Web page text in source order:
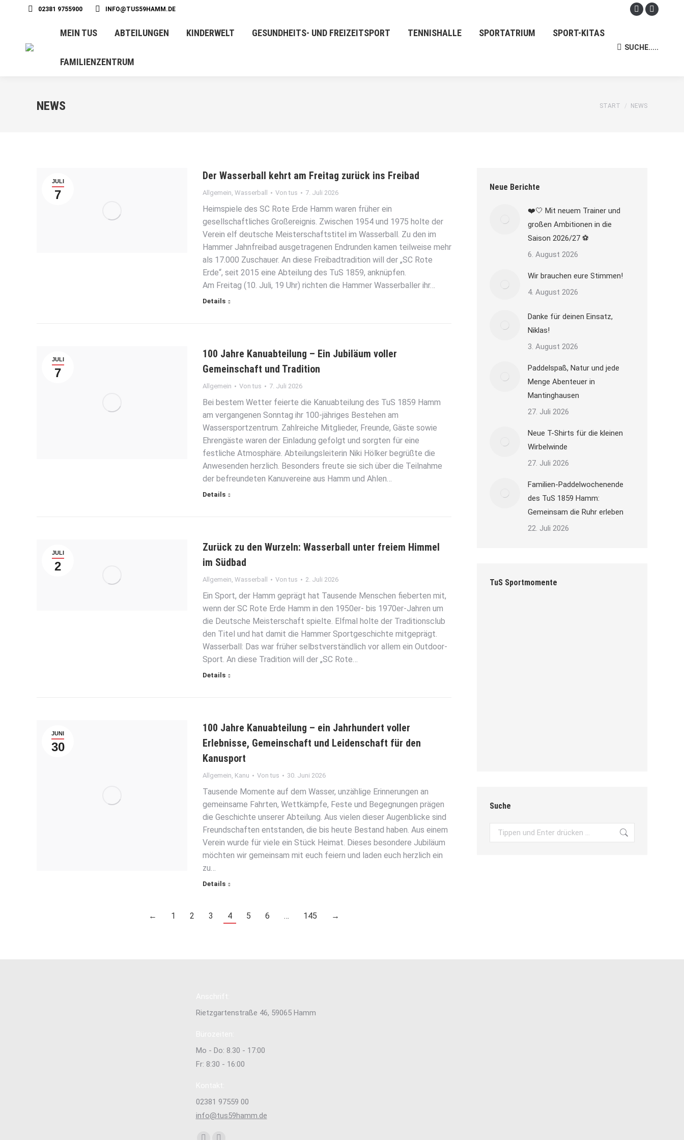
02381 9755900 INFO@TUS59HAMM.DE
Facebook
MEIN TUS ABTEILUNGEN KINDERWELT GESUNDHEITS- UND FREIZEITSPORT TENNISHALLE SPORTATRIUM SPORT-KITAS
FAMILIENZENTRUM
Search:
SUCHE.....
NEWS
Sie befinden sich
START NEWS
JULI
7
Der Wasserball kehrt am Freitag zurück ins Freibad
Allgemein, Wasserball Vontus 7. Juli 2026
Heimspiele des SC Rote Erde Hamm waren früher ein
gesellschaftliches Großereignis. Zwischen 1954 und 1975 holte der
Verein elf deutsche Meisterschaftstitel im Wasserball. Zu den im
Hammer Jahnfreibad ausgetragenen Endrunden kamen teilweise mehr
als 17.000 Zuschauer. An diese Freibadtradition will der „SC Rote
Erde“, seit 2015 eine Abteilung des TuS 1859, anknüpfen.
Am Freitag (10. Juli, 19 Uhr) richten die Hammer Wasserballer ihr…
Details
JULI
7
100 Jahre Kanuabteilung – Ein Jubiläum voller
Gemeinschaft und Tradition
Allgemein Vontus 7. Juli 2026
Bei bestem Wetter feierte die Kanuabteilung des TuS 1859 Hamm
am vergangenen Sonntag ihr 100-jähriges Bestehen am
Wassersportzentrum. Zahlreiche Mitglieder, Freunde, Gäste sowie
Ehrengäste waren der Einladung gefolgt und sorgten für eine
festliche Atmosphäre. Abteilungsleiterin Niki Hölker begrüßte die
Anwesenden herzlich. Besonders freute sie sich über die Teilnahme
der befreundeten Kanuvereine aus Hamm und Ahlen…
Details
JULI
2
Zurück zu den Wurzeln: Wasserball unter freiem Himmel
im Südbad
Allgemein, Wasserball Vontus 2. Juli 2026
Ein Sport, der Hamm geprägt hat Tausende Menschen fieberten mit,
wenn der SC Rote Erde Hamm in den 1950er- bis 1970er-Jahren um
die Deutsche Meisterschaft spielte. Elfmal holte der Traditionsclub
den Titel und hat damit die Hammer Sportgeschichte mitgeprägt.
Wasserball: Das war früher selbstverständlich vor allem ein Outdoor-
Sport. An diese Tradition will der „SC Rote…
Details
JUNI
30
100 Jahre Kanuabteilung – ein Jahrhundert voller
Erlebnisse, Gemeinschaft und Leidenschaft für den
Kanusport
Allgemein, Kanu Vontus 30. Juni 2026
Tausende Momente auf dem Wasser, unzählige Erinnerungen an
gemeinsame Fahrten, Wettkämpfe, Feste und Begegnungen prägen
die Geschichte unserer Abteilung. Aus vielen dieser Augenblicke sind
Freundschaften entstanden, die bis heute Bestand haben. Aus einem
Verein wurde für viele ein Stück Heimat. Dieses besondere Jubiläum
möchten wir gemeinsam mit euch feiern und laden euch herzlich ein
zu…
Details
← 1 2 3 4 5 6 … 145 →
Neue Berichte
❤️🤍 Mit neuem Trainer und
großen Ambitionen in die
Saison 2026/27 ⚽
6. August 2026
Wir brauchen eure Stimmen!
4. August 2026
Danke für deinen Einsatz,
Niklas!
3. August 2026
Paddelspaß, Natur und jede
Menge Abenteuer in
Mantinghausen
27. Juli 2026
Neue T-Shirts für die kleinen
Wirbelwinde
27. Juli 2026
Familien-Paddelwochenende
des TuS 1859 Hamm:
Gemeinsam die Ruhr erleben
22. Juli 2026
TuS Sportmomente
Suche
Search:
Rietzgartenstraße 46, 59065 Hamm
Mo - Do: 8.30 - 17:00
Fr: 8:30 - 16:00
02381 97559 00
info@tus59hamm.de
Finden Sie uns auf: